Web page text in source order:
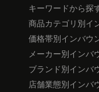
キーワードから探
商品カテゴリ別イ
価格帯別インバウ
メーカー別インバ
ブランド別インバ
店舗業態別インバ